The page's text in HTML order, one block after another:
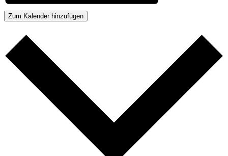
Zum Kalender hinzufügen